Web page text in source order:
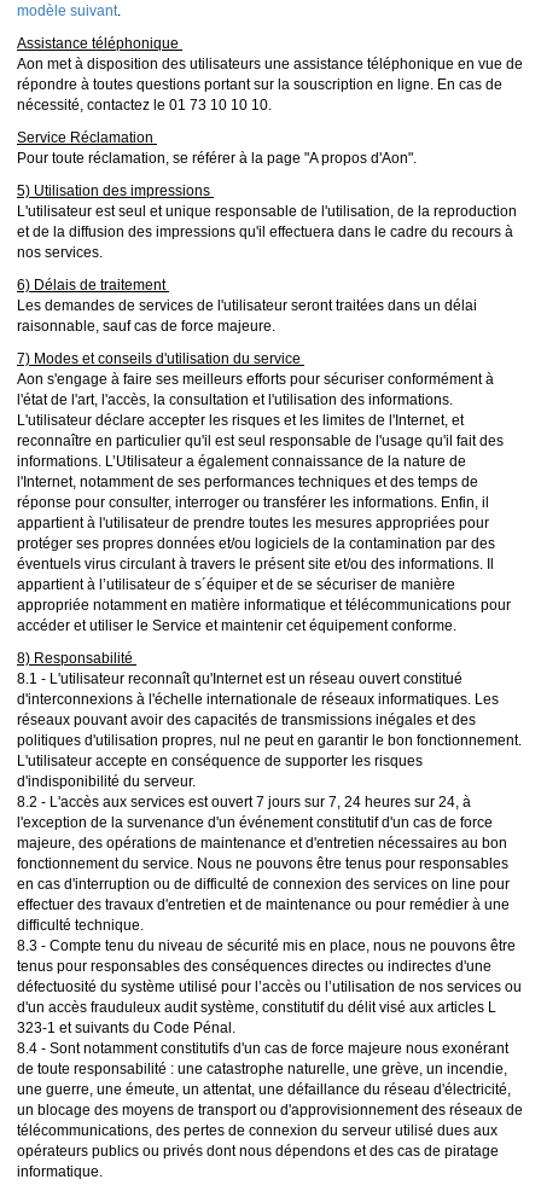
modèle suivant.
Assistance téléphonique
Aon met à disposition des utilisateurs une assistance téléphonique en vue de
répondre à toutes questions portant sur la souscription en ligne. En cas de
nécessité, contactez le 01 73 10 10 10.
Service Réclamation
Pour toute réclamation, se référer à la page "A propos d'Aon".
5) Utilisation des impressions
L'utilisateur est seul et unique responsable de l'utilisation, de la reproduction
et de la diffusion des impressions qu'il effectuera dans le cadre du recours à
nos services.
6) Délais de traitement
Les demandes de services de l'utilisateur seront traitées dans un délai
raisonnable, sauf cas de force majeure.
7) Modes et conseils d'utilisation du service
Aon s'engage à faire ses meilleurs efforts pour sécuriser conformément à
l'état de l'art, l'accès, la consultation et l'utilisation des informations.
L'utilisateur déclare accepter les risques et les limites de l'Internet, et
reconnaître en particulier qu'il est seul responsable de l'usage qu'il fait des
informations. L’Utilisateur a également connaissance de la nature de
l'Internet, notamment de ses performances techniques et des temps de
réponse pour consulter, interroger ou transférer les informations. Enfin, il
appartient à l'utilisateur de prendre toutes les mesures appropriées pour
protéger ses propres données et/ou logiciels de la contamination par des
éventuels virus circulant à travers le présent site et/ou des informations. Il
appartient à l’utilisateur de s´équiper et de se sécuriser de manière
appropriée notamment en matière informatique et télécommunications pour
accéder et utiliser le Service et maintenir cet équipement conforme.
8) Responsabilité
8.1 - L'utilisateur reconnaît qu'Internet est un réseau ouvert constitué
d'interconnexions à l'échelle internationale de réseaux informatiques. Les
réseaux pouvant avoir des capacités de transmissions inégales et des
politiques d'utilisation propres, nul ne peut en garantir le bon fonctionnement.
L'utilisateur accepte en conséquence de supporter les risques
d'indisponibilité du serveur.
8.2 - L'accès aux services est ouvert 7 jours sur 7, 24 heures sur 24, à
l'exception de la survenance d'un événement constitutif d'un cas de force
majeure, des opérations de maintenance et d'entretien nécessaires au bon
fonctionnement du service. Nous ne pouvons être tenus pour responsables
en cas d'interruption ou de difficulté de connexion des services on line pour
effectuer des travaux d'entretien et de maintenance ou pour remédier à une
difficulté technique.
8.3 - Compte tenu du niveau de sécurité mis en place, nous ne pouvons être
tenus pour responsables des conséquences directes ou indirectes d'une
défectuosité du système utilisé pour l’accès ou l’utilisation de nos services ou
d'un accès frauduleux audit système, constitutif du délit visé aux articles L
323-1 et suivants du Code Pénal.
8.4 - Sont notamment constitutifs d'un cas de force majeure nous exonérant
de toute responsabilité : une catastrophe naturelle, une grève, un incendie,
une guerre, une émeute, un attentat, une défaillance du réseau d'électricité,
un blocage des moyens de transport ou d'approvisionnement des réseaux de
télécommunications, des pertes de connexion du serveur utilisé dues aux
opérateurs publics ou privés dont nous dépendons et des cas de piratage
informatique.